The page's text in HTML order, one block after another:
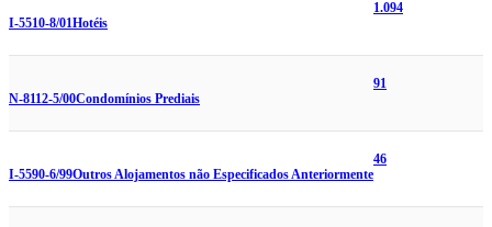
I-5510-8/01Hotéis
1.094
N-8112-5/00Condomínios Prediais
91
I-5590-6/99Outros Alojamentos não Especificados Anteriormente
46